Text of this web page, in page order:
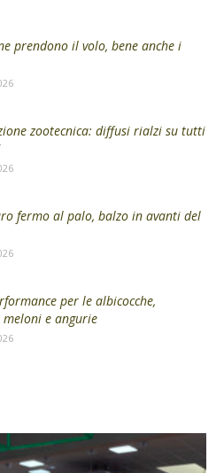
prendono il volo, bene anche i
zootecnica: diffusi rialzi su tutti
fermo al palo, balzo in avanti del
per le albicocche,
meloni e angurie